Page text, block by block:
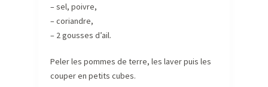
– sel, poivre,
– coriandre,
– 2 gousses d’ail.
Peler les pommes de terre, les laver puis les
couper en petits cubes.